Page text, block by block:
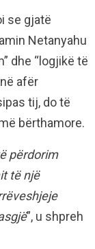
se gjatë
Netanyahu
dhe “logjikë të
afër
tij, do të
bërthamore.
përdorim
të një
”, u shpreh